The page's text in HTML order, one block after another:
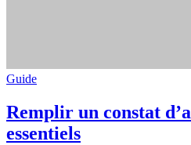
Guide
Remplir un constat
essentiels